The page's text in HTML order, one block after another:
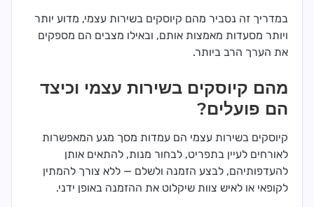
במדריך זה נסביר מהם קיוסקים בשירות עצמי, מדוע יותר
ויותר מסעדות מאמצות אותם, ובאילו מצבים הם מספקים
את הערך הרב ביותר.
מהם קיוסקים בשירות עצמי וכיצד
הם פועלים?
קיוסקים בשירות עצמי הם עמדות מסך מגע המאפשרות
לאורחים לעיין בתפריט, לבחור מנות, להתאים אותן
להעדפותיהם, לבצע הזמנה ולשלם — ללא צורך להמתין
לקופאי או לאיש צוות שיקלוט את ההזמנה באופן ידני.